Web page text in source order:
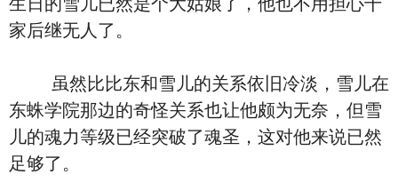
家后继无人了。
虽然比比东和雪儿的关系依旧冷淡，雪儿在
东蛛学院那边的奇怪关系也让他颇为无奈，但雪
儿的魂力等级已经突破了魂圣，这对他来说已然
足够了。